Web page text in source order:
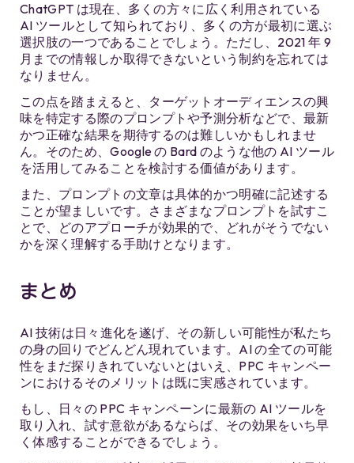
ChatGPT は現在、多くの方々に広く利用されている
AI ツールとして知られており、多くの方が最初に選ぶ
選択肢の一つであることでしょう。ただし、2021 年 9
月までの情報しか取得できないという制約を忘れては
なりません。
この点を踏まえると、ターゲットオーディエンスの興
味を特定する際のプロンプトや予測分析などで、最新
かつ正確な結果を期待するのは難しいかもしれませ
ん。そのため、Google の Bard のような他の AI ツール
を活用してみることを検討する価値があります。
また、プロンプトの文章は具体的かつ明確に記述する
ことが望ましいです。さまざまなプロンプトを試すこ
とで、どのアプローチが効果的で、どれがそうでない
かを深く理解する手助けとなります。
まとめ
AI 技術は日々進化を遂げ、その新しい可能性が私たち
の身の回りでどんどん現れています。AI の全ての可能
性をまだ探りきれていないとはいえ、PPC キャンペー
ンにおけるそのメリットは既に実感されています。
もし、日々の PPC キャンペーンに最新の AI ツールを
取り入れ、試す意欲があるならば、その効果をいち早
く体感することができるでしょう。